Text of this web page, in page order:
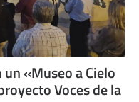
«Museo a Cielo
Voces de la